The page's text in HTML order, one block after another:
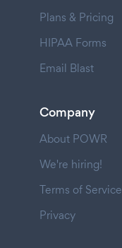
Plans & Pricing
HIPAA Forms
Email Blast
Company
About POWR
We're hiring!
Terms of Service
Privacy